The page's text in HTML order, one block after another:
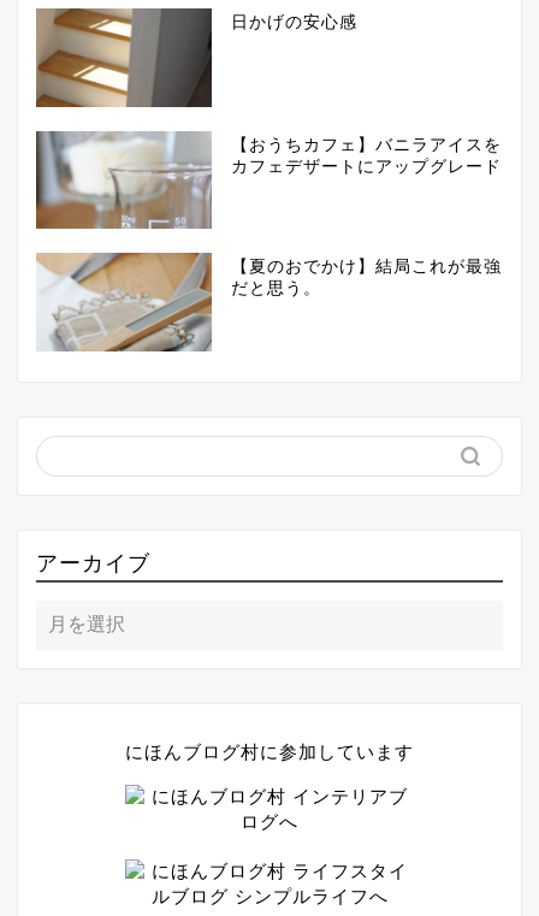
日かげの安心感
【おうちカフェ】バニラアイスを
カフェデザートにアップグレード
【夏のおでかけ】結局これが最強
だと思う。
アーカイブ
にほんブログ村に参加しています